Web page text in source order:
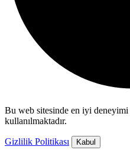
Bu web sitesinde en iyi deneyimi
kullanılmaktadır.
Gizlilik Politikası Kabul